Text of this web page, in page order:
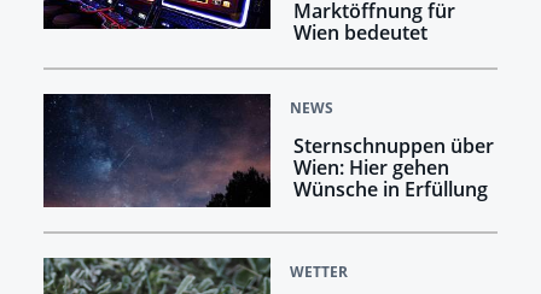
Marktöffnung für
Wien bedeutet
NEWS
Sternschnuppen über
Wien: Hier gehen
Wünsche in Erfüllung
WETTER